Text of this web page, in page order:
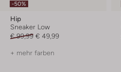
-50%
Hip
Sneaker Low
€ 99,99 € 49,99
+ mehr farben